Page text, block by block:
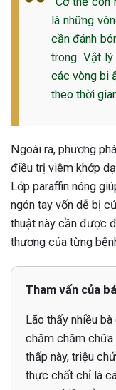
là những
cần đánh
trong. Vật
các vòng bi
theo thời
Ngoài ra, phương
điều trị viêm khớp
Lớp paraffin nóng
ngón tay vốn dễ bị
thuật này cần được
thương của từng
Tham vấn của
Lão thấy nhiều
chăm chăm chữa
thấp này, triệu
thực chất chỉ là